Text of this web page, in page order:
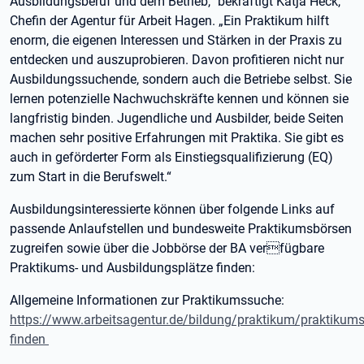
Chefin der Agentur für Arbeit Hagen. „Ein Praktikum hilft
enorm, die eigenen Interessen und Stärken in der Praxis zu
entdecken und auszuprobieren. Davon profitieren nicht nur
Ausbildungssuchende, sondern auch die Betriebe selbst. Sie
lernen potenzielle Nachwuchskräfte kennen und können sie
langfristig binden. Jugendliche und Ausbilder, beide Seiten
machen sehr positive Erfahrungen mit Praktika. Sie gibt es
auch in geförderter Form als Einstiegsqualifizierung (EQ)
zum Start in die Berufswelt.“
Ausbildungsinteressierte können über folgende Links auf
passende Anlaufstellen und bundesweite Praktikumsbörsen
zugreifen sowie über die Jobbörse der BA verfügbare
Praktikums- und Ausbildungsplätze finden:
Allgemeine Informationen zur Praktikumssuche:
https://www.arbeitsagentur.de/bildung/praktikum/
finden